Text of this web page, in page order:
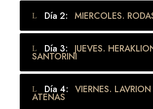
Día 2: MIERCOLES.
Día 3: JUEVES.
SANTORINI
Día 4: VIERNES.
ATENAS